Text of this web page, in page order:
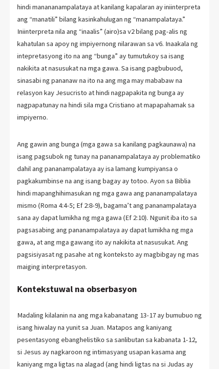
hindi manananampalataya at kanilang kapalaran ay iniinterpreta
ang “manatili” bilang kasinkahulugan ng “manampalataya.”
Iniinterpreta nila ang “inaalis” (airo)sa v2 bilang pag-alis ng
kahatulan sa apoy ng impiyernong nilarawan sa v6. Inaakala ng
intepretasyong ito na ang “bunga” ay tumutukoy sa isang
nakikita at nasusukat na mga gawa. Sa isang pagbubuod,
sinasabi ng pananaw na ito na ang mga may mababaw na
relasyon kay Jesucristo at hindi nagpapakita ng bunga ay
nagpapatunay na hindi sila mga Cristiano at mapapahamak sa
impiyerno.
Ang gawin ang bunga (mga gawa sa kanilang pagkaunawa) na
isang pagsubok ng tunay na pananampalataya ay problematiko
dahil ang pananampalataya ay isa lamang kumpiyansa o
pagkakumbinse na ang isang bagay ay totoo. Ayon sa Biblia
hindi mapanghihimasukan ng mga gawa ang pananampalataya
mismo (Roma 4:4-5; Ef 2:8-9), bagama’t ang pananampalataya
sana ay dapat lumikha ng mga gawa (Ef 2:10). Ngunit iba ito sa
pagsasabing ang pananampalataya ay dapat lumikha ng mga
gawa, at ang mga gawang ito ay nakikita at nasusukat. Ang
pagsisiyasat ng pasahe at ng konteksto ay magbibgay ng mas
maiging interpretasyon.
Kontekstuwal na obserbasyon
Madaling kilalanin na ang mga kabanatang 13-17 ay bumubuo ng
isang hiwalay na yunit sa Juan. Matapos ang kaniyang
pesentasyong ebanghelistiko sa sanlibutan sa kabanata 1-12,
si Jesus ay nagkaroon ng intimasyang usapan kasama ang
kaniyang mga ligtas na alagad (ang hindi ligtas na si Judas ay